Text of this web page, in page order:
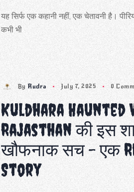
यह सिर्फ एक कहानी नहीं, एक चेतावनी है।
कभी भी
ByRudra July 7, 2025 0
Kuldhara Haunted
Rajasthan की इस
खौफनाक सच – एक
Story